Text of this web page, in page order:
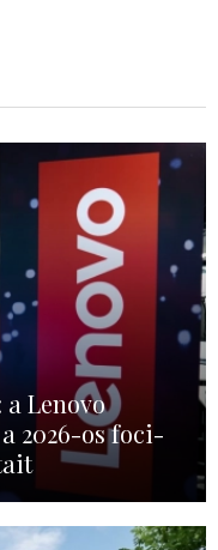
Lenovo
2026-os foci-